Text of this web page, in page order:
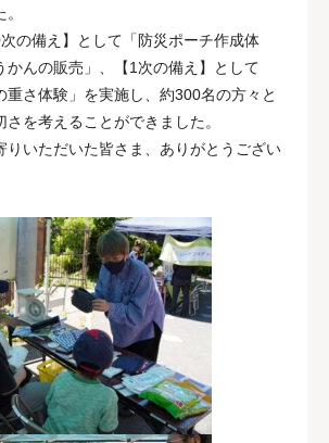
の備え】として「防災ポーチ作成体
かんの販売」、【1次の備え】として
重さ体験」を実施し、約300名の方々と
さを考えることができました。
りいただいた皆さま、ありがとうござい